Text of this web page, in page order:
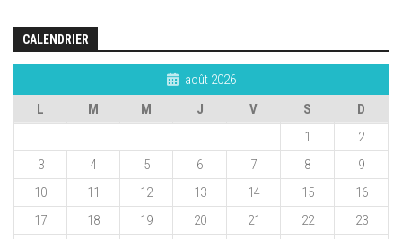
CALENDRIER
août 2026
L
M M J V S
D
1
2
3
4 5 6 7 8
9
10
11 12 13 14 15
16
17
18 19 20 21 22
23